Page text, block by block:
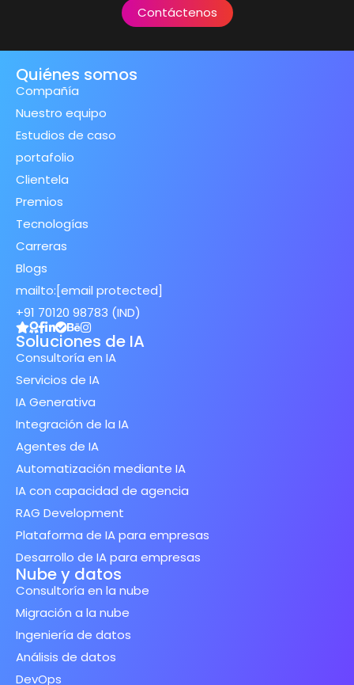
Contáctenos
Quiénes somos
Compañía
Nuestro equipo
Estudios de caso
portafolio
Clientela
Premios
Tecnologías
Carreras
Blogs
mailto:[email protected]
+91 70120 98783 (IND)
Soluciones de IA
Consultoría en IA
Servicios de IA
IA Generativa
Integración de la IA
Agentes de IA
Automatización mediante IA
IA con capacidad de agencia
RAG Development
Plataforma de IA para empresas
Desarrollo de IA para empresas
Nube y datos
Consultoría en la nube
Migración a la nube
Ingeniería de datos
Análisis de datos
DevOps